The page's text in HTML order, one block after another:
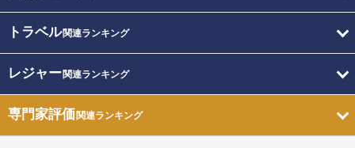
トラベル関連ランキング
レジャー関連ランキング
専門家評価関連ランキング